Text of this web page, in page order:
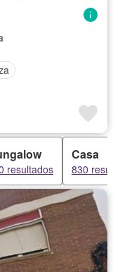
resultados
Casa
830